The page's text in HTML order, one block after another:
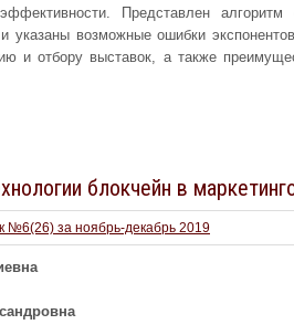
Представлен алгоритм
указаны возможные ошибки
и отбору выставок, а также
блокчейн в
№6(26) за ноябрь-декабрь 2019